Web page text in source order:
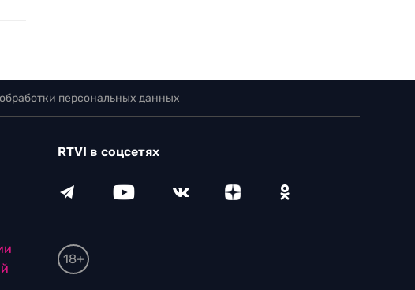
персональных данных
RTVI в соцсетях
18+